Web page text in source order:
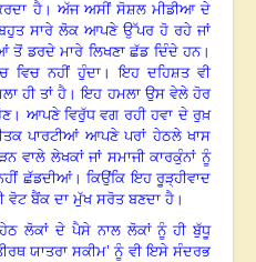
ਹੈ। ਅੱਜ ਅਸੀਂ ਸੋਸ਼ਲ ਮੀਡੀਆ ਦੇ
ਸਾਰੇ ਲੋਕ ਆਪਣੇ ਉੱਪਰ ਹੋ ਰਹੇ ਜਾਂ
ਡਰਦੇ ਮਾਰੇ ਲਿਖਣਾ ਛੱਡ ਦਿੰਦੇ ਹਨ।
ਵਿਚ ਨਹੀਂ ਹੁੰਦਾ। ਇਹ ਦਹਿਸ਼ਤ ਵੀ
ਹੀ ਤਾਂ ਹੈ। ਇਹ ਹਮਲਾ ਉਸ ਵੇਲੇ ਹੋਰ
ਆਪਣੇ ਵਿਰੁੱਧ ਵਗ ਰਹੀ ਹਵਾ ਦੇ ਰੁਖ਼
ਪਾਰਟੀਆਂ ਆਪਣੇ ਪਰਾਂ ਹੇਠਲੇ ਖਾਸ
ਵਾਲੇ ਲੇਖਕਾਂ ਜਾਂ ਸਮਾਜੀ ਕਾਰਕੁੰਨਾਂ ਨੂੰ
ਛੱਡਦੀਆਂ। ਕਿਉਂਕਿ ਇਹ ਰੂੜ੍ਹੀਵਾਦ
ਵੋਟ ਬੈਂਕ ਦਾ ਮੁੱਖ ਸਰੋਤ ਬਣਦਾ ਹੈ।
ਲੋਕਾਂ ਦੇ ਪੈਸੇ ਨਾਲ ਲੋਕਾਂ ਨੂੰ ਹੀ ਬੁੱਧੂ
ਯਾਤਰਾ ਸਕੀਮ’ ਨੂੰ ਵੀ ਇਸੇ ਸੰਦਰਭ